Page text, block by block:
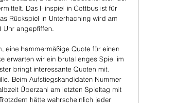
Das Hinspiel in Cottbus ist für
Rückspiel in Unterhaching wird am
Uhr angepfiffen.
eine hammermäßige Quote für einen
erwarten wir ein brutal enges Spiel im
bringt interessante Quoten mit.
Beim Aufstiegskandidaten Nummer
Überzahl am letzten Spieltag mit
hätte wahrscheinlich jeder